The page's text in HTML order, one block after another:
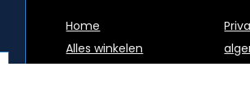
Home
Alles winkelen